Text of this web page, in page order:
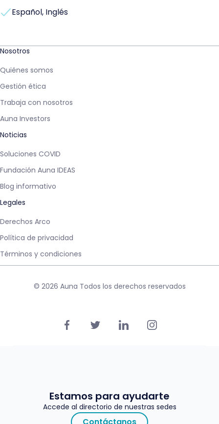
Español, Inglés
Estamos para ayudarte
Accede al directorio de nuestras sedes
Contáctanos
Nosotros
Quiénes somos
Gestión ética
Trabaja con nosotros
Auna Investors
Noticias
Soluciones COVID
Fundación Auna IDEAS
Blog informativo
Legales
Derechos Arco
Política de privacidad
Términos y condiciones
© 2026 Auna Todos los derechos reservados